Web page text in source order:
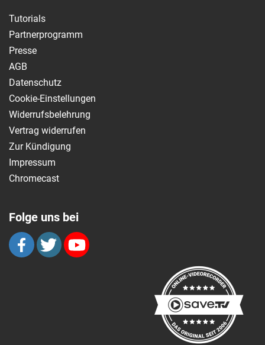
Tutorials
Partnerprogramm
Presse
AGB
Datenschutz
Cookie-Einstellungen
Widerrufsbelehrung
Vertrag widerrufen
Zur Kündigung
Impressum
Chromecast
Folge uns bei